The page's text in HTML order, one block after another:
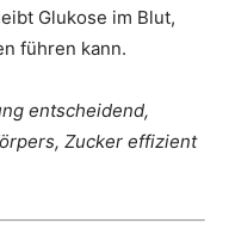
Glukose im Blut,
führen kann.
entscheidend,
Zucker effizient